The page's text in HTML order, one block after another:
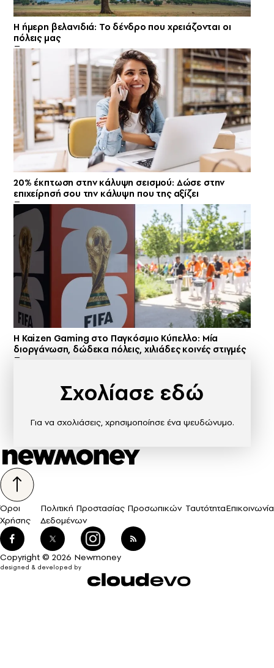
Η ήμερη βελανιδιά: Το δένδρο που χρειάζονται οι
πόλεις μας
20% έκπτωση στην κάλυψη σεισμού: Δώσε στην
επιχείρησή σου την κάλυψη που της αξίζει
H Kaizen Gaming στο Παγκόσμιο Kύπελλο: Μία
διοργάνωση, δώδεκα πόλεις, χιλιάδες κοινές στιγμές
Σχολίασε εδώ
Για να σχολιάσεις, χρησιμοποίησε ένα ψευδώνυμο.
Όροι
Χρήσης
Πολιτική Προστασίας Προσωπικών
Δεδομένων
ΤαυτότηταΕπικοινωνία
Copyright © 2026 Newmoney
designed & developed by